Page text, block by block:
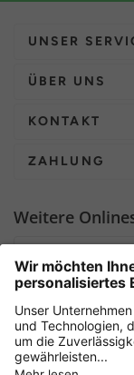
UNSER
ÜBER UNS
KONTAKT
ZAHLUNG
Weitere